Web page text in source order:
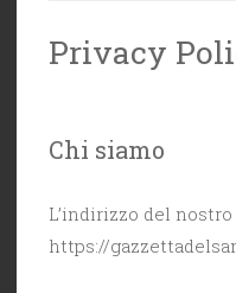
Privacy
Chi siamo
L’indirizzo del
https://